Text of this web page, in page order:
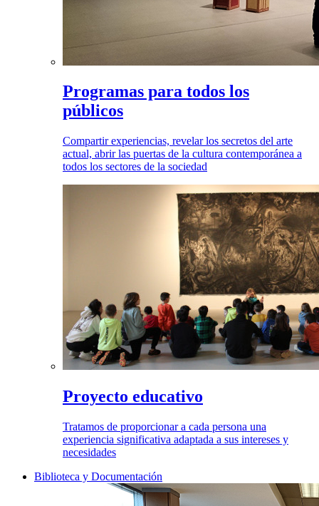
Programas para todos los
públicos
Compartir experiencias, revelar los secretos del arte
actual, abrir las puertas de la cultura contemporánea a
todos los sectores de la sociedad
Proyecto educativo
Tratamos de proporcionar a cada persona una
experiencia significativa adaptada a sus intereses y
necesidades
Biblioteca y Documentación